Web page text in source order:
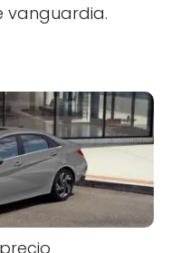
vanguardia.